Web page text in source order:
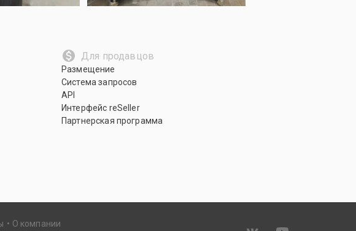
Для продавцов
Размещение
Система запросов
API
Интерфейс reSeller
Партнерская программа
О компании